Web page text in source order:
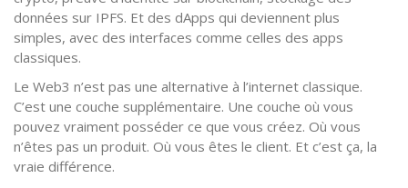
données sur IPFS. Et des dApps qui deviennent plus
simples, avec des interfaces comme celles des apps
classiques.
Le Web3 n’est pas une alternative à l’internet classique.
C’est une couche supplémentaire. Une couche où vous
pouvez vraiment posséder ce que vous créez. Où vous
n’êtes pas un produit. Où vous êtes le client. Et c’est ça, la
vraie différence.